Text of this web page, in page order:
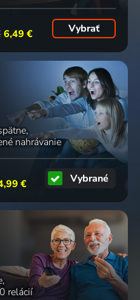
6,49 € Vybrať
nahrávanie
€ Vybrané
relácií